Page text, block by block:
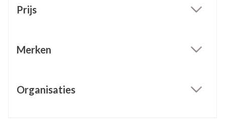
Prijs
Merken
Organisaties